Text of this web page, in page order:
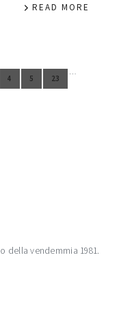
READ MORE
alla pagina
Vai alla pagina
4
Vai alla pagina
5
Vai alla
23
della vendemmia 1981.